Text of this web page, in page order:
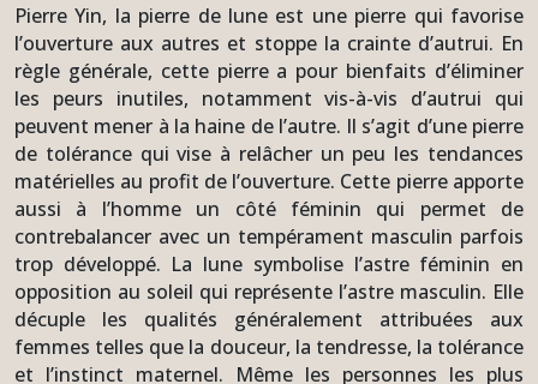
Pierre Yin, la pierre de lune est une pierre qui favorise
l’ouverture aux autres et stoppe la crainte d’autrui. En
règle générale, cette pierre a pour bienfaits d’éliminer
les peurs inutiles, notamment vis-à-vis d’autrui qui
peuvent mener à la haine de l’autre. Il s’agit d’une pierre
de tolérance qui vise à relâcher un peu les tendances
matérielles au profit de l’ouverture. Cette pierre apporte
aussi à l’homme un côté féminin qui permet de
contrebalancer avec un tempérament masculin parfois
trop développé. La lune symbolise l’astre féminin en
opposition au soleil qui représente l’astre masculin. Elle
décuple les qualités généralement attribuées aux
femmes telles que la douceur, la tendresse, la tolérance
et l’instinct maternel. Même les personnes les plus